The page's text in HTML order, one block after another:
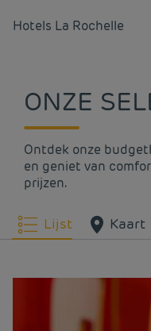
Hotels La Rochelle
ONZE
Ontdek onze
en geniet van
prijzen.
Lijst Kaart